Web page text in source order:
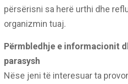
përsërisni sa herë urthi dhe
organizmin tuaj.
Përmbledhje e informacionit
parasysh
Nëse jeni të interesuar ta